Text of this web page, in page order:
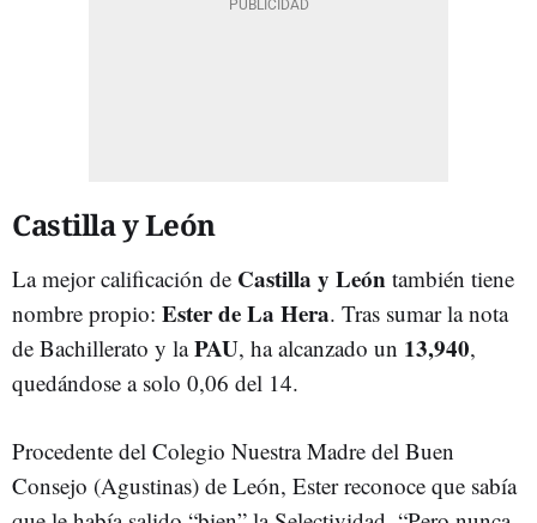
Castilla y León
La mejor calificación de Castilla y León también tiene
nombre propio: Ester de La Hera. Tras sumar la nota
de Bachillerato y laPAU, ha alcanzado un 13,940,
quedándose a solo 0,06 del 14.
Procedente del Colegio Nuestra Madre del Buen
Consejo (Agustinas) de León, Ester reconoce que sabía